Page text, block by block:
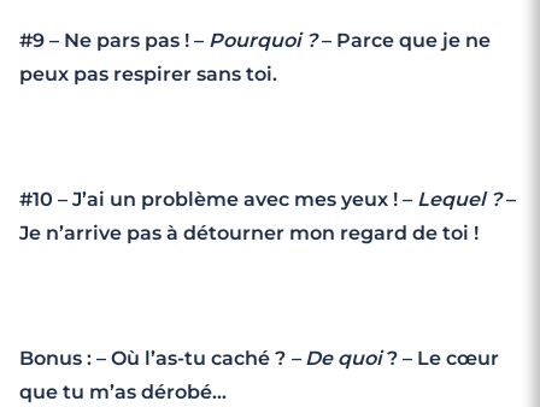
#9 – Ne pars pas ! – Pourquoi ?– Parce que je ne
peux pas respirer sans toi.
#10 – J’ai un problème avec mes yeux ! – Lequel ?–
Je n’arrive pas à détourner mon regard de toi !
Bonus : – Où l’as-tu caché ? – De quoi? – Le cœur
que tu m’as dérobé…